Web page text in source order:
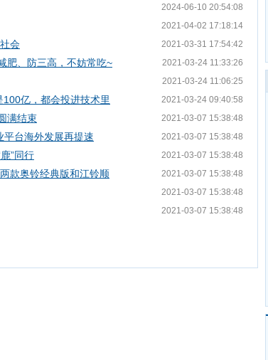
2024-06-10 20:54:08
2021-04-02 17:18:14
2021-03-31 17:54:42
会
2021-03-24 11:33:26
肥、防三高，不妨常吃~
2021-03-24 11:06:25
2021-03-24 09:40:58
亿，都会投进技术里
2021-03-07 15:38:48
满结束
2021-03-07 15:38:48
平台海外发展再提速
2021-03-07 15:38:48
”同行
2021-03-07 15:38:48
款奥铃经典版和江铃顺
2021-03-07 15:38:48
2021-03-07 15:38:48